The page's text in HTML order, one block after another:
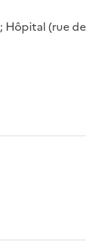
Hôpital (rue de